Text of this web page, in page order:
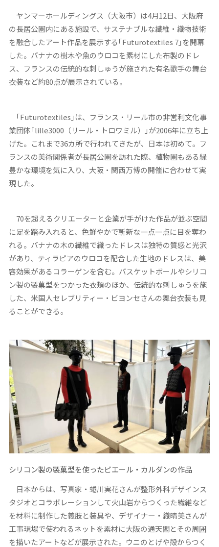
ヤンマーホールディングス（大阪市）は4月12日、大阪府
の長居公園内にある施設で、サステナブルな繊維・織物技術
を融合したアート作品を展示する｢Futurotextiles 7｣を開幕
した。バナナの樹木や魚のウロコを素材にした布製のドレ
ス、フランスの伝統的な刺しゅうが施された有名歌手の舞台
衣装など約80点が展示されている。
｢Futurotextiles｣は、フランス・リール市の非営利文化事
業団体｢lille3000（リール・トロワミル）｣が2006年に立ち上
げた。これまで36カ所で行われてきたが、日本は初めて。フ
ランスの美術関係者が長居公園を訪れた際、植物園もある緑
豊かな環境を気に入り、大阪・関西万博の開催に合わせて実
現した。
70を超えるクリエーターと企業が手がけた作品が並ぶ空間
に足を踏み入れると、色鮮やかで斬新な一点一点に目を奪わ
れる。バナナの木の繊維で織ったドレスは独特の質感と光沢
があり、ティラピアのウロコを配合した生地のドレスは、美
容効果があるコラーゲンを含む。バスケットボールやシリコ
ン製の製菓型をつかった衣類のほか、伝統的な刺しゅうを施
した、米国人セレブリティー・ビヨンセさんの舞台衣装も見
ることができる。
シリコン製の製菓型を使ったピエール・カルダンの作品
日本からは、写真家・蜷川実花さんが整形外科デザインス
タジオとコラボレーションして火山岩からつくった繊維など
を材料に制作した義肢と装具や、デザイナー・織晴美さんが
工事現場で使われるネットを素材に大阪の通天閣とその周囲
を描いたアートなどが展示された。ウニのとげや殻からつく